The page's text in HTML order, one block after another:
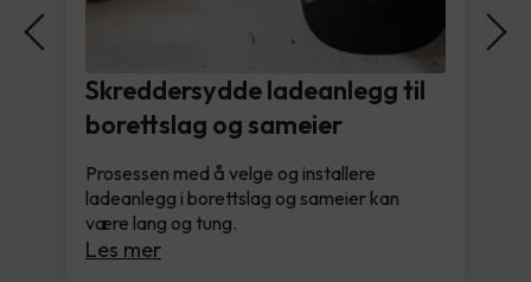
Skreddersydde ladeanlegg til
borettslag og sameier
Prosessen med å velge og installere
ladeanlegg i borettslag og sameier kan
være lang og tung.
Les mer